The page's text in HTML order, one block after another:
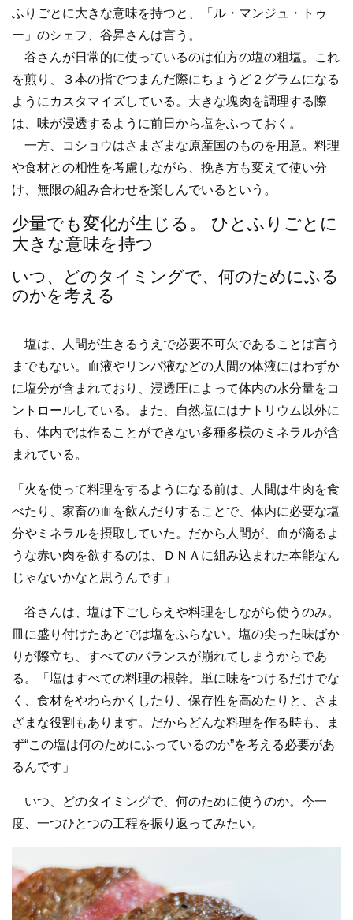
ふりごとに大きな意味を持つと、「ル・マンジュ・トゥ
ー」のシェフ、谷昇さんは言う。
谷さんが日常的に使っているのは伯方の塩の粗塩。これ
を煎り、３本の指でつまんだ際にちょうど２グラムになる
ようにカスタマイズしている。大きな塊肉を調理する際
は、味が浸透するように前日から塩をふっておく。
一方、コショウはさまざまな原産国のものを用意。料理
や食材との相性を考慮しながら、挽き方も変えて使い分
け、無限の組み合わせを楽しんでいるという。
少量でも変化が生じる。 ひとふりごとに
大きな意味を持つ
いつ、どのタイミングで、何のためにふる
のかを考える
塩は、人間が生きるうえで必要不可欠であることは言う
までもない。血液やリンパ液などの人間の体液にはわずか
に塩分が含まれており、浸透圧によって体内の水分量をコ
ントロールしている。また、自然塩にはナトリウム以外に
も、体内では作ることができない多種多様のミネラルが含
まれている。
「火を使って料理をするようになる前は、人間は生肉を食
べたり、家畜の血を飲んだりすることで、体内に必要な塩
分やミネラルを摂取していた。だから人間が、血が滴るよ
うな赤い肉を欲するのは、ＤＮＡに組み込まれた本能なん
じゃないかなと思うんです」
谷さんは、塩は下ごしらえや料理をしながら使うのみ。
皿に盛り付けたあとでは塩をふらない。塩の尖った味ばか
りが際立ち、すべてのバランスが崩れてしまうからであ
る。「塩はすべての料理の根幹。単に味をつけるだけでな
く、食材をやわらかくしたり、保存性を高めたりと、さま
ざまな役割もあります。だからどんな料理を作る時も、ま
ず“この塩は何のためにふっているのか”を考える必要があ
るんです」
いつ、どのタイミングで、何のために使うのか。今一
度、一つひとつの工程を振り返ってみたい。